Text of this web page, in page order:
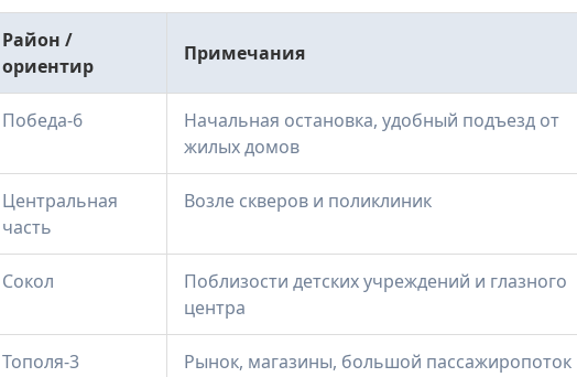
Район /
ориентир
Примечания
Победа-6
Начальная остановка, удобный подъезд от
жилых домов
Центральная
часть
Возле скверов и поликлиник
Сокол
Поблизости детских учреждений и глазного
центра
Тополя-3 Рынок, магазины, большой пассажиропоток